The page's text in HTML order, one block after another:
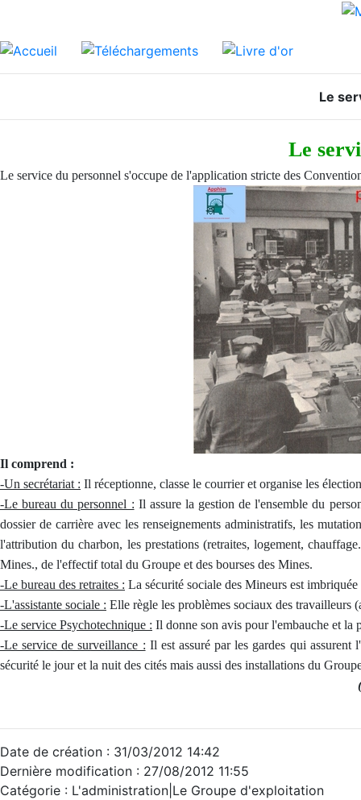
Le
Le
Le service du personnel s'occupe de l'application stricte des
Il comprend :
-Un secrétariat : Il réceptionne, classe le courrier et organise les
-Le bureau du personnel : Il assure la gestion de l'ensemble du
dossier de carrière avec les renseignements administratifs, les
l'attribution du charbon, les prestations (retraites, logement,
Mines., de l'effectif total du Groupe et des bourses des Mines.
-Le bureau des retraites : La sécurité sociale des Mineurs est
-L'assistante sociale : Elle règle les problèmes sociaux des travailleurs
-Le service Psychotechnique : Il donne son avis pour l'embauche et la
-Le service de surveillance : Il est assuré par les gardes qui
sécurité le jour et la nuit des cités mais aussi des installations du
Date de création : 31/03/2012 14:42
Dernière modification : 27/08/2012 11:55
Catégorie : L'administration|Le Groupe d'exploitation